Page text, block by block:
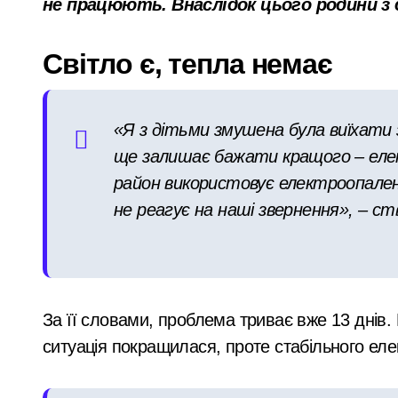
Сучасні технології нічного бачення
У Києві усунули витік 100 літрів
Виявлено переплату понад 16,5 млн
Прощальний «джекпот» на 83
У Київській області 6 серпня
«Метро не зможе вмістити всіх»:
Розвиток резервного
Смертельний обстріл станції на
Жахливі умови для дітей: у
не працюють. Внаслідок цього родини з
Світло є, тепла немає
«Я з дітьми змушена була
ще залишає бажати кращого –
район використовує
не реагує на наші звернення», –
За її словами, проблема триває вже 13 днів.
ситуація покращилася, проте стабільного
працюють над
масованої атаки в